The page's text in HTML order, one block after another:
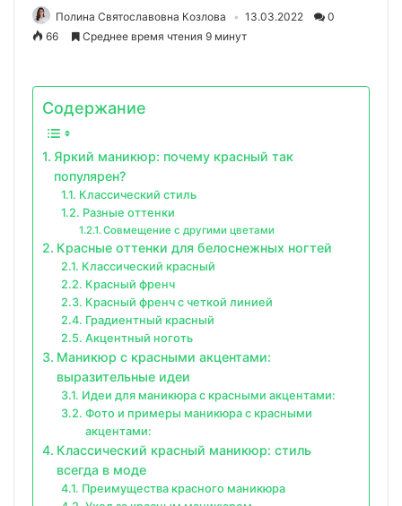
Полина Святославовна Козлова 13.03.2022
0
66
Среднее время чтения 9 минут
Содержание
Яркий маникюр: почему красный так
популярен?
Классический стиль
Разные оттенки
Совмещение с другими цветами
Красные оттенки для белоснежных ногтей
Классический красный
Красный френч
Красный френч с четкой линией
Градиентный красный
Акцентный ноготь
Маникюр с красными акцентами:
выразительные идеи
Идеи для маникюра с красными акцентами:
Фото и примеры маникюра с красными
акцентами:
Классический красный маникюр: стиль
всегда в моде
Преимущества красного маникюра